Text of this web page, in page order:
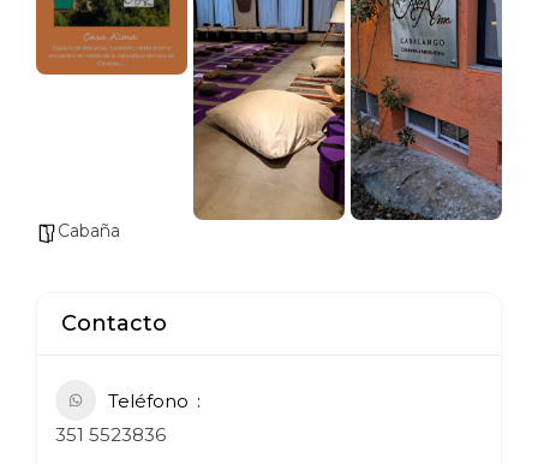
Cabaña
Contacto
Teléfono
351 5523836